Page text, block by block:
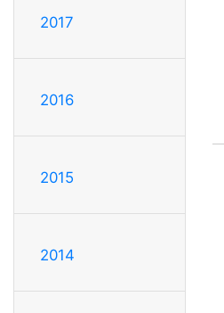
2017
2016
2015
2014